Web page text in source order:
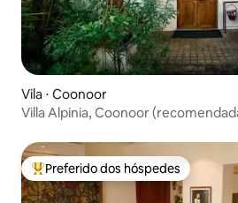
Vila ⋅ Coonoor
Villa Alpinia, Coonoor
Entre os melhores preferidos dos
Preferido dos hóspedes